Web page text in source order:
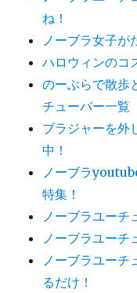
ね！
ノーブラ女子が
ハロウィンのコ
のーぶらで散歩
チューバー一覧
ブラジャーを外
中！
ノーブラ
特集！
ノーブラユーチ
ノーブラユーチ
ノーブラユーチ
るだけ！